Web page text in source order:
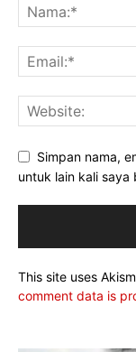
Simpan nama,
untuk lain kali saya
This site uses
comment data is